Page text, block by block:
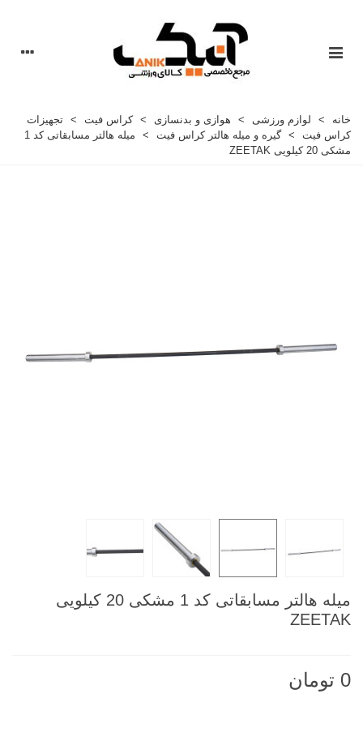
خانه > لوازم ورزشی > هوازی و بدنسازی > کراس فیت > تجهیزات
کراس فیت
> گیره و میله هالتر کراس فیت >
ميله هالتر مسابقاتی کد 1
مشکی 20 کيلویی ZEETAK
ميله هالتر مسابقاتی کد 1 مشکی 20 کيلویی
ZEETAK
0 تومان